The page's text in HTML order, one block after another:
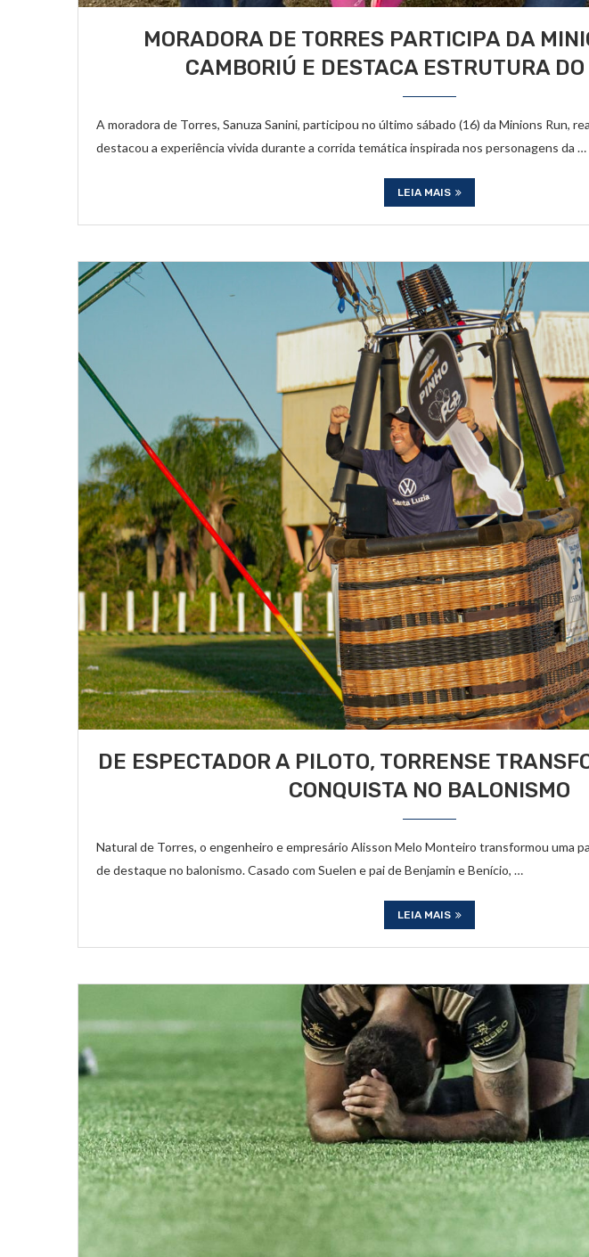
MORADORA DE TORRES PARTICIPA DA
CAMBORIÚ E DESTACA ESTRUTURA
A moradora de Torres, Sanuza Sanini, participou no último sábado (16) da Minions Run,
destacou a experiência vivida durante a corrida temática inspirada nos personagens da …
LEIA MAIS
DE ESPECTADOR A PILOTO, TORRENSE
CONQUISTA NO BALONISMO
Natural de Torres, o engenheiro e empresário Alisson Melo Monteiro transformou uma
de destaque no balonismo. Casado com Suelen e pai de Benjamin e Benício, …
LEIA MAIS